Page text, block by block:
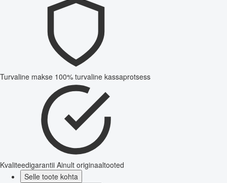
Turvaline makse 100% turvaline kassaprotsess
Kvaliteedigarantii Ainult originaaltooted
Selle toote kohta